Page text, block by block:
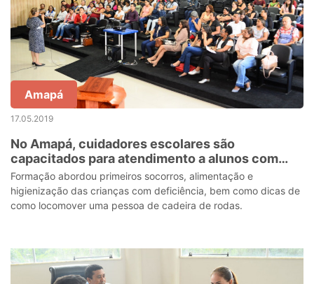
Amapá
17.05.2019
No Amapá, cuidadores escolares são
capacitados para atendimento a alunos com
deficiência
Formação abordou primeiros socorros, alimentação e
higienização das crianças com deficiência, bem como dicas de
como locomover uma pessoa de cadeira de rodas.